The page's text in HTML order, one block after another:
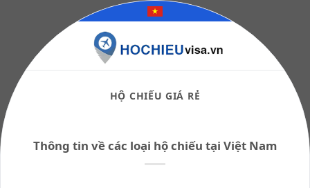
HỘ CHIẾU GIÁ RẺ
Thông tin về các loại hộ chiếu tại Việt Nam